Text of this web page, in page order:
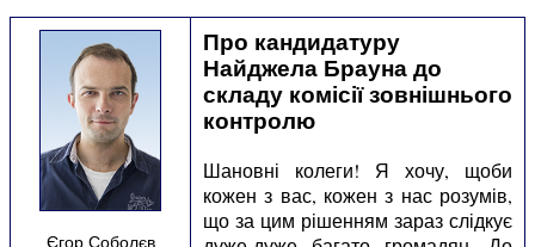
Єгор Соболєв
Про кандидатуру
Найджела Брауна до
складу комісії зовнішнього
контролю
Шановні колеги! Я хочу, щоби
кожен з вас, кожен з нас розумів,
що за цим рішенням зараз слідкує